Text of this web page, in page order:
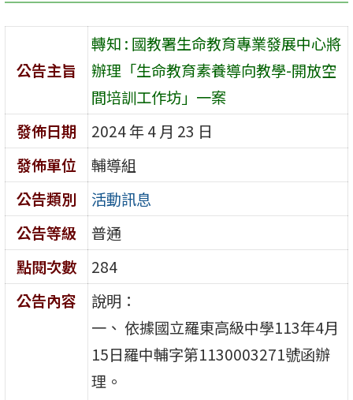
公告主旨
轉知 : 國教署生命教育專業發展中心將
辦理「生命教育素養導向教學-開放空
間培訓工作坊」一案
發佈日期
2024 年 4 月 23 日
發佈單位
輔導組
公告類別
活動訊息
公告等級
普通
點閱次數
284
公告內容
說明：
一、 依據國立羅東高級中學113年4月
15日羅中輔字第1130003271號函辦
理。